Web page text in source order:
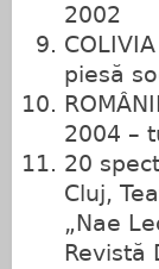
2002
piesă
2004 –
20
Cluj,
„Nae
Revistă